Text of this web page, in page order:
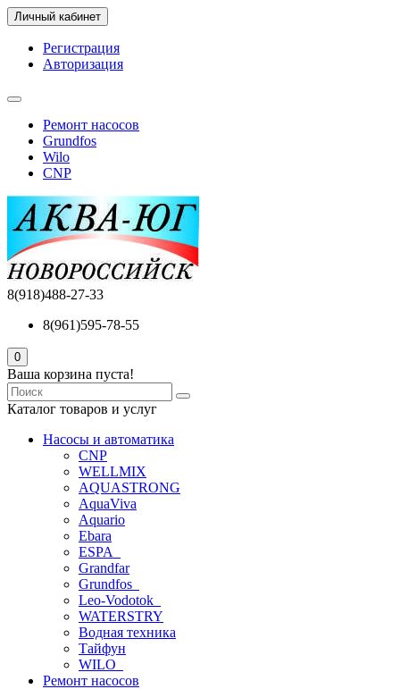
Личный кабинет
Регистрация
Авторизация
Ремонт насосов
Grundfos
Wilo
CNP
8(918)488-27-33
8(961)595-78-55
0
Ваша корзина пуста!
Каталог товаров и услуг
Насосы и автоматика
CNP
WELLMIX
AQUASTRONG
AquaViva
Aquario
Ebara
ESPA_
Grandfar
Grundfos_
Leo-Vodotok_
WATERSTRY
Водная техника
Тайфун
WILO_
Ремонт насосов